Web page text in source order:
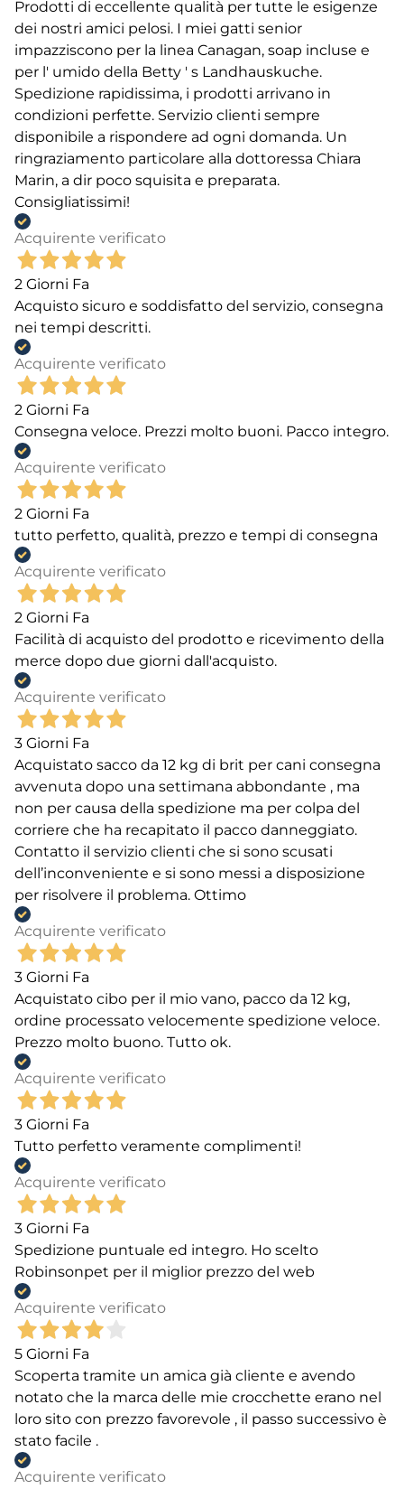
Prodotti di eccellente qualità per tutte le esigenze
dei nostri amici pelosi. I miei gatti senior
impazziscono per la linea Canagan, soap incluse e
per l' umido della Betty ' s Landhauskuche.
Spedizione rapidissima, i prodotti arrivano in
condizioni perfette. Servizio clienti sempre
disponibile a rispondere ad ogni domanda. Un
ringraziamento particolare alla dottoressa Chiara
Marin, a dir poco squisita e preparata.
Consigliatissimi!
Acquirente verificato
2 Giorni Fa
Acquisto sicuro e soddisfatto del servizio, consegna
nei tempi descritti.
Acquirente verificato
2 Giorni Fa
Consegna veloce. Prezzi molto buoni. Pacco integro.
Acquirente verificato
2 Giorni Fa
tutto perfetto, qualità, prezzo e tempi di consegna
Acquirente verificato
2 Giorni Fa
Facilità di acquisto del prodotto e ricevimento della
merce dopo due giorni dall'acquisto.
Acquirente verificato
3 Giorni Fa
Acquistato sacco da 12 kg di brit per cani consegna
avvenuta dopo una settimana abbondante , ma
non per causa della spedizione ma per colpa del
corriere che ha recapitato il pacco danneggiato.
Contatto il servizio clienti che si sono scusati
dell’inconveniente e si sono messi a disposizione
per risolvere il problema. Ottimo
Acquirente verificato
3 Giorni Fa
Acquistato cibo per il mio vano, pacco da 12 kg,
ordine processato velocemente spedizione veloce.
Prezzo molto buono. Tutto ok.
Acquirente verificato
3 Giorni Fa
Tutto perfetto veramente complimenti!
Acquirente verificato
3 Giorni Fa
Spedizione puntuale ed integro. Ho scelto
Robinsonpet per il miglior prezzo del web
Acquirente verificato
5 Giorni Fa
Scoperta tramite un amica già cliente e avendo
notato che la marca delle mie crocchette erano nel
loro sito con prezzo favorevole , il passo successivo è
stato facile .
Acquirente verificato